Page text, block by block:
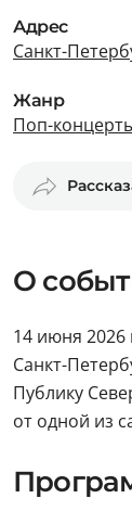
Адрес
Санкт-
Жанр
Поп-
О
14 июня 2026
Санкт-
Публику
от одной из